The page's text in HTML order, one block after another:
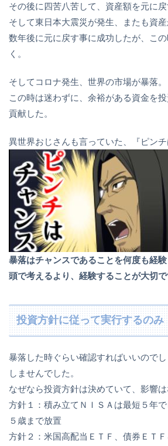
その後に四苦八苦して、資産額を元に戻
そして東日本大震災が発生、またも資産
数年後に元に戻す事に成功したが、こ
く。
そしてコロナ発生、世界の市場が暴落。
この時は迷わずに、余裕がある資金を
貢献した。
異世界おじさんも言っていた、『ピンチ
暴落はチャンスであることを何度も経験
頭で考えるより、経験することが大切で
投資方針に従って実行するのみ
暴落した時ぐらい確認すればいいので
しませんでした。
なぜなら投資方針は決めていて、影響は
方針１：積み立てＮＩＳＡは最短５年
５歳まで放置
方針２：米国高配当ＥＴＦ、債券ＥＴ